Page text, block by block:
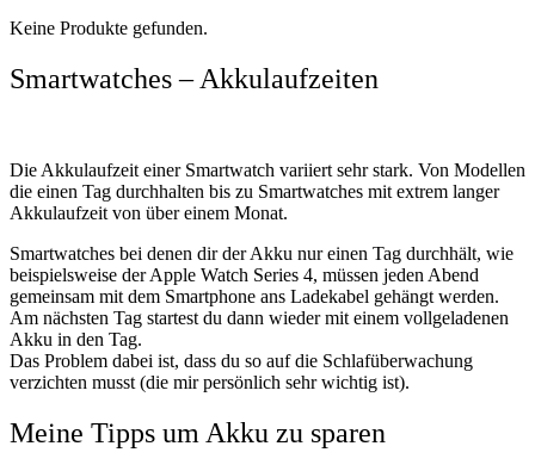
Keine Produkte gefunden.
Smartwatches – Akkulaufzeiten
Die Akkulaufzeit einer Smartwatch variiert sehr stark. Von Modellen
die einen Tag durchhalten bis zu Smartwatches mit extrem langer
Akkulaufzeit von über einem Monat.
Smartwatches bei denen dir der Akku nur einen Tag durchhält, wie
beispielsweise der Apple Watch Series 4, müssen jeden Abend
gemeinsam mit dem Smartphone ans Ladekabel gehängt werden.
Am nächsten Tag startest du dann wieder mit einem vollgeladenen
Akku in den Tag.
Das Problem dabei ist, dass du so auf die Schlafüberwachung
verzichten musst (die mir persönlich sehr wichtig ist).
Meine Tipps um Akku zu sparen